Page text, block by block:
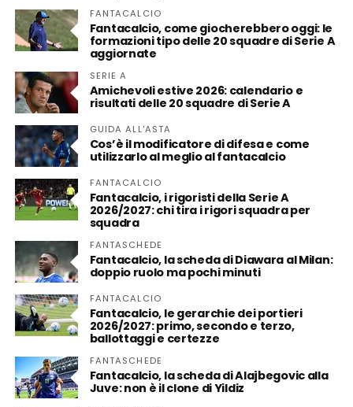
FANTACALCIO
Fantacalcio, come giocherebbero oggi: le
formazioni tipo delle 20 squadre di Serie A
aggiornate
SERIE A
Amichevoli estive 2026: calendario e
risultati delle 20 squadre di Serie A
GUIDA ALL'ASTA
Cos’è il modificatore di difesa e come
utilizzarlo al meglio al fantacalcio
FANTACALCIO
Fantacalcio, i rigoristi della Serie A
2026/2027: chi tira i rigori squadra per
squadra
FANTASCHEDE
Fantacalcio, la scheda di Diawara al Milan:
doppio ruolo ma pochi minuti
FANTACALCIO
Fantacalcio, le gerarchie dei portieri
2026/2027: primo, secondo e terzo,
ballottaggi e certezze
FANTASCHEDE
Fantacalcio, la scheda di Alajbegovic alla
Juve: non è il clone di Yildiz